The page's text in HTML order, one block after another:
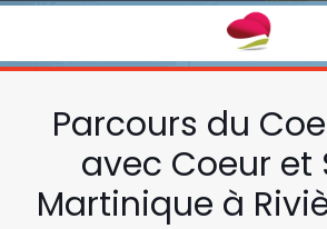
Parcours du
avec Coeur et
Martinique à